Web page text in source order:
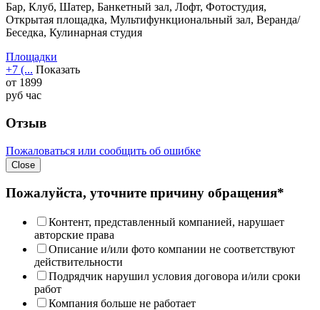
Бар, Клуб, Шатер, Банкетный зал, Лофт, Фотостудия,
Открытая площадка, Мультифункциональный зал, Веранда/
Беседка, Кулинарная студия
Площадки
+7 (... Показать
от 1899
руб час
Отзыв
Пожаловаться или сообщить об ошибке
Close
Пожалуйста, уточните причину обращения*
Контент, представленный компанией, нарушает
авторские права
Описание и/или фото компании не соответствуют
действительности
Подрядчик нарушил условия договора и/или сроки
работ
Компания больше не работает